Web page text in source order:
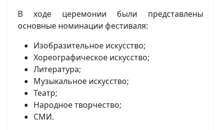
В ходе церемонии были представлены
основные номинации фестиваля:
Изобразительное искусство;
Хореографическое искусство;
Литература;
Музыкальное искусство;
Театр;
Народное творчество;
СМИ.